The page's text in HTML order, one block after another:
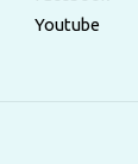
Youtube